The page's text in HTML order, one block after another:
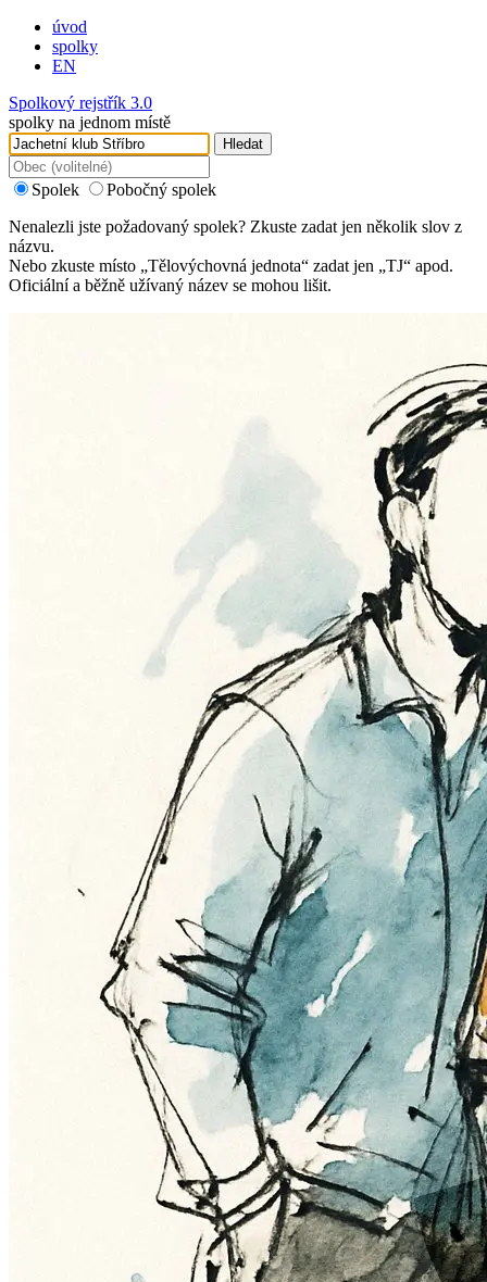
úvod
spolky
EN
Spolkový rejstřík 3.0
spolky na jednom místě
Hledat
Spolek
Pobočný spolek
Nenalezli jste požadovaný spolek? Zkuste zadat jen několik slov z
názvu.
Nebo zkuste místo „Tělovýchovná jednota“ zadat jen „TJ“ apod.
Oficiální a běžně užívaný název se mohou lišit.